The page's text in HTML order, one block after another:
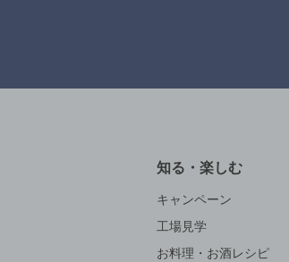
知る・楽しむ
キャンペーン
工場見学
お料理・お酒レシピ